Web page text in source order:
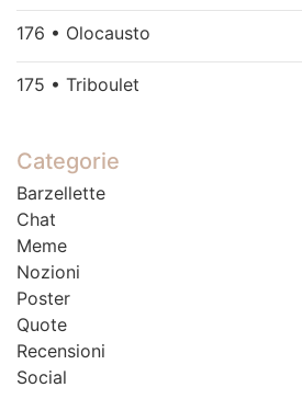
176 • Olocausto
175 • Triboulet
Categorie
Barzellette
Chat
Meme
Nozioni
Poster
Quote
Recensioni
Social